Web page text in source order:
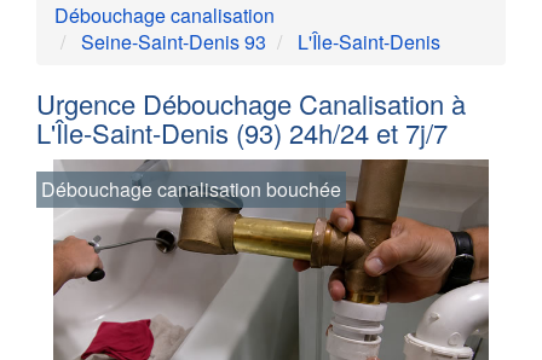
Débouchage canalisation
Seine-Saint-Denis 93
L'Île-Saint-Denis
Urgence Débouchage Canalisation à
L'Île-Saint-Denis (93) 24h/24 et 7j/7
Débouchage canalisation bouchée